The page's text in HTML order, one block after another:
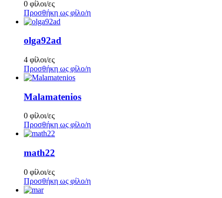
0 φίλοι/ες
Προσθήκη ως φίλο/η
olga92ad
4 φίλοι/ες
Προσθήκη ως φίλο/η
Malamatenios
0 φίλοι/ες
Προσθήκη ως φίλο/η
math22
0 φίλοι/ες
Προσθήκη ως φίλο/η